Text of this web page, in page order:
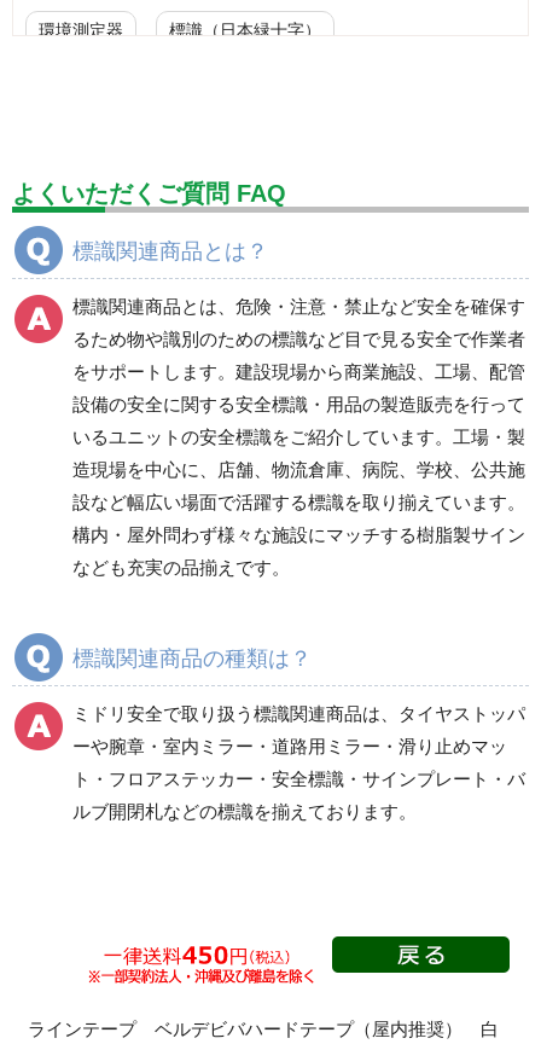
環境測定器 標識（日本緑十字）
設備用品・作業補助用品 工事作業用品
分煙対策機器
電気保守用品 ワイパー クリーンルーム対策用品
防災グッズ（防災セット） 救急医療品
健康管理器具 季節商品 ウイルス対策用品
商品カテゴリ一覧
カーストップ・タイヤ
ストッパー
腕章・リボン
室内・道路用ミラー 滑り止めマット等
フロアステッカー 安全標識
よくいただくご質問 FAQ
標識関連商品とは？
標識関連商品とは、危険・注意・禁止など安全を確保す
るため物や識別のための標識など目で見る安全で作業者
をサポートします。建設現場から商業施設、工場、配管
設備の安全に関する安全標識・用品の製造販売を行って
いるユニットの安全標識をご紹介しています。工場・製
造現場を中心に、店舗、物流倉庫、病院、学校、公共施
設など幅広い場面で活躍する標識を取り揃えています。
構内・屋外問わず様々な施設にマッチする樹脂製サイン
なども充実の品揃えです。
標識関連商品の種類は？
ミドリ安全で取り扱う標識関連商品は、タイヤストッパ
ーや腕章・室内ミラー・道路用ミラー・滑り止めマッ
ト・フロアステッカー・安全標識・サインプレート・バ
ルブ開閉札などの標識を揃えております。
ラインテープ ベルデビバハードテープ（屋内推奨） 白